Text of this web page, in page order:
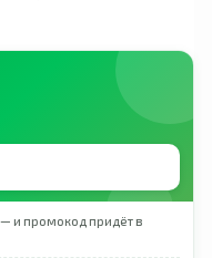
и промокод придёт в